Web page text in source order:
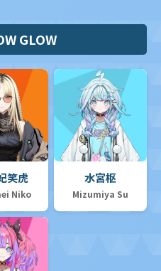
GLOW
笑虎
Niko
水宮枢
Mizumiya Su